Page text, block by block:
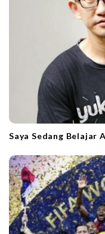
Saya Sedang Belajar